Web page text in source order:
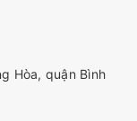
Hòa, quận Bình